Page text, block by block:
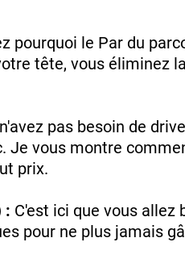
pourquoi le Par du
tête, vous éliminez
pas besoin de
Je vous montre
prix.
: C'est ici que vous
pour ne plus jamais